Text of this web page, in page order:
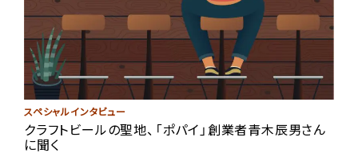
スペシャルインタビュー
クラフトビールの聖地、「ポパイ」創業者青木辰男さん
に聞く